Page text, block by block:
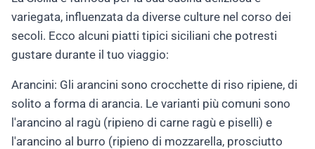
variegata, influenzata da diverse culture nel corso dei
secoli. Ecco alcuni piatti tipici siciliani che potresti
gustare durante il tuo viaggio:
Arancini: Gli arancini sono crocchette di riso ripiene, di
solito a forma di arancia. Le varianti più comuni sono
l'arancino al ragù (ripieno di carne ragù e piselli) e
l'arancino al burro (ripieno di mozzarella, prosciutto